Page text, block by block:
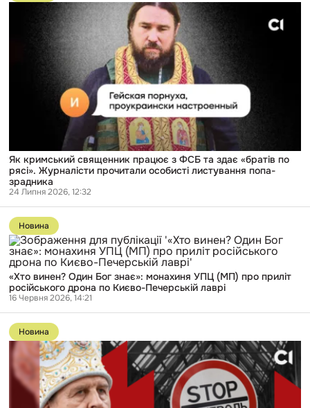
кримський
священник
особисті
листування
попа-
зрадника
Як кримський священник працює з ФСБ та здає «братів по
рясі». Журналісти прочитали особисті листування попа-
зрадника
24 Липня 2026, 12:32
Перейти
до
публікації
«Хто
винен?
Один
Бог
знає»:
монахиня
УПЦ
(МП)
про
приліт
російського
дрона
Києво-
Печерській
Новина
«Хто винен? Один Бог знає»: монахиня УПЦ (МП) про приліт
російського дрона по Києво-Печерській лаврі
16 Червня 2026, 14:21
Перейти
до
публікації
Настоятель
монастиря
«Голосіївська
пустинь»
Новина